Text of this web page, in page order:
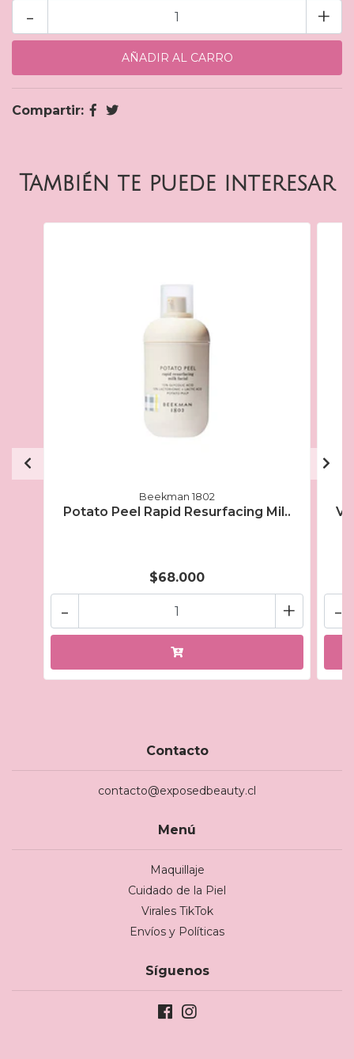
+
-
Compartir:
También te puede interesar
Beekman 1802
Potato Peel Rapid Resurfacing Mil..
$68.000
+
- -
Contacto
contacto@exposedbeauty.cl
Menú
Maquillaje
Cuidado de la Piel
Virales TikTok
Envíos y Políticas
Síguenos